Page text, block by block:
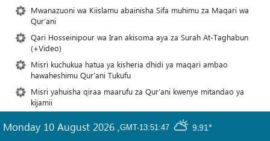
Mwanazuoni wa Kiislamu abainisha Sifa muhimu za Maqari wa
Qur’ani
Qari Hosseinipour wa Iran akisoma aya za Surah At-Taghabun
(+Video)
Misri kuchukua hatua ya kisheria dhidi ya maqari ambao
hawaheshimu Qur’ani Tukufu
Misri yahuisha qiraa maarufu za Qur’ani kwenye mitandao ya
kijamii
GMT-13:51:47 9.91°
Monday 10 August 2026 ,